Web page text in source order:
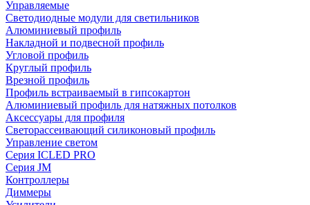
Управляемые
Светодиодные модули для светильников
Алюминиевый профиль
Накладной и подвесной профиль
Угловой профиль
Круглый профиль
Врезной профиль
Профиль встраиваемый в гипсокартон
Алюминиевый профиль для натяжных потолков
Аксессуары для профиля
Светорассеивающий силиконовый профиль
Управление светом
Серия ICLED PRO
Серия JM
Контроллеры
Диммеры